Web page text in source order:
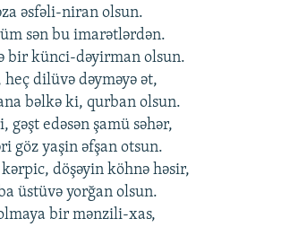
KITABXANASI
STANDARTLARIMIZ
ISTIFADƏ
TELEFONUNUZDA
saytları
əsfəli-niran olsun.
sən bu imarətlərdən.
bir künci-dəyirman olsun.
heç dilüvə dəyməyə ət,
bəlkə ki, qurban olsun.
gəşt edəsən şamü səhər,
göz yaşin əfşan otsun.
kərpic, döşəyin köhnə həsir,
üstüvə yorğan olsun.
bir mənzili-xas,